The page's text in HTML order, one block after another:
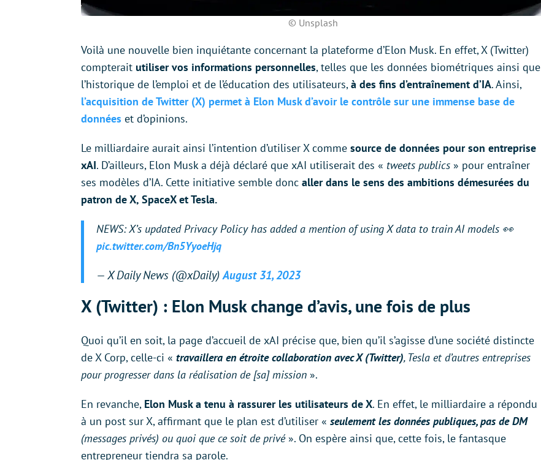
© Unsplash
Voilà une nouvelle bien inquiétante concernant la plateforme d’Elon Musk. En effet, X (Twitter)
compterait utiliser vos informations personnelles, telles que les données biométriques ainsi que
l’historique de l’emploi et de l’éducation des utilisateurs, à des fins d’entraînement d’IA. Ainsi,
l’acquisition de Twitter (X) permet à Elon Musk d’avoir le contrôle sur une immense base de
données et d’opinions.
Le milliardaire aurait ainsi l’intention d’utiliser X comme source de données pour son entreprise
xAI. D’ailleurs, Elon Musk a déjà déclaré que xAI utiliserait des « tweets publics » pour entraîner
ses modèles d’IA. Cette initiative semble donc aller dans le sens des ambitions démesurées du
patron de X, SpaceX et Tesla.
NEWS: X’s updated Privacy Policy has added a mention of using X data to train AI models 👀
pic.twitter.com/Bn5YyoeHjq
— X Daily News (@xDaily) August 31, 2023
X (Twitter) : Elon Musk change d’avis, une fois de plus
Quoi qu’il en soit, la page d’accueil de xAI précise que, bien qu’il s’agisse d’une société distincte
de X Corp, celle-ci « travaillera en étroite collaboration avec X (Twitter), Tesla et d’autres entreprises
pour progresser dans la réalisation de [sa] mission ».
En revanche, Elon Musk a tenu à rassurer les utilisateurs de X. En effet, le milliardaire a répondu
à un post sur X, affirmant que le plan est d’utiliser « seulement les données publiques, pas de DM
(messages privés) ou quoi que ce soit de privé». On espère ainsi que, cette fois, le fantasque
entrepreneur tiendra sa parole.